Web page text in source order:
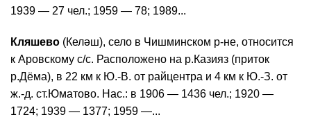
1939 — 27 чел.; 1959 — 78; 1989...
Кляшево (Келәш), село в Чишминском р-не, относится
к Аровскому с/с. Расположено на р.Казияз (приток
р.Дёма), в 22 км к Ю.-В. от райцентра и 4 км к Ю.-З. от
ж.-д. ст.Юматово. Нас.: в 1906 — 1436 чел.; 1920 —
1724; 1939 — 1377; 1959 —...